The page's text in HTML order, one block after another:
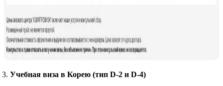
Учебная виза в Корею (тип D-2 и D-4)